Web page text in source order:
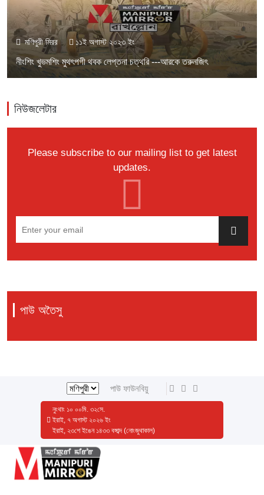
মণিপুরী মিরর ১১ই অগাস্ট ২০২৩ ইং
নীংশিং খুভমশিং মুথৎপগী থবক লেপ্তনা চত্থরি ---আরকে তরুনজিৎ
নিউজলেটার
Please subscribe to our mailing list to get latest
updates.
পাউ অতৈসু
পাউ ফাউনবিয়ু
নুংথাং ১০ ০০মি. ৩২সে.
ইরাই, ৭ অগাস্ট ২০২৬ ইং
ইরাই, ২৩শে ইঙেন ১৪৩৩ বঙ্গাব্দ (নোংজুথাকাল)